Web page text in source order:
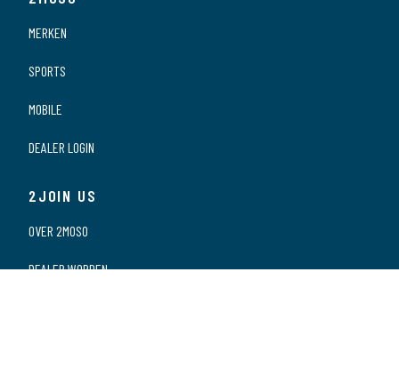
MERKEN
SPORTS
MOBILE
DEALER LOGIN
2JOIN US
OVER 2MOSO
DEALER WORDEN